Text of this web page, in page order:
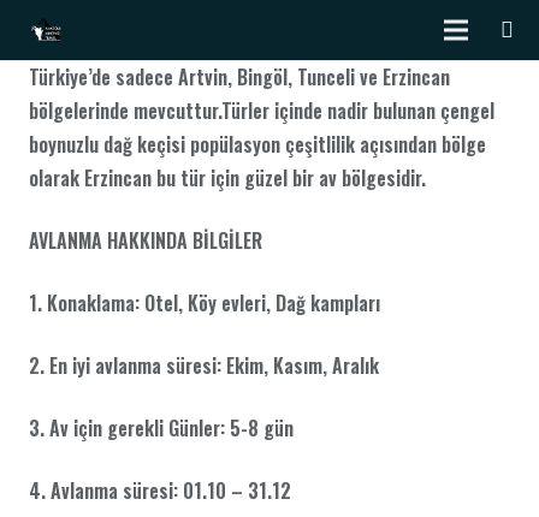
Türkiye’de sadece Artvin, Bingöl, Tunceli ve Erzincan
bölgelerinde mevcuttur.Türler içinde nadir bulunan çengel
boynuzlu dağ keçisi popülasyon çeşitlilik açısından bölge
olarak Erzincan bu tür için güzel bir av bölgesidir.
AVLANMA HAKKINDA BİLGİLER
1. Konaklama: Otel, Köy evleri, Dağ kampları
2. En iyi avlanma süresi: Ekim, Kasım, Aralık
3. Av için gerekli Günler: 5-8 gün
4. Avlanma süresi: 01.10 – 31.12